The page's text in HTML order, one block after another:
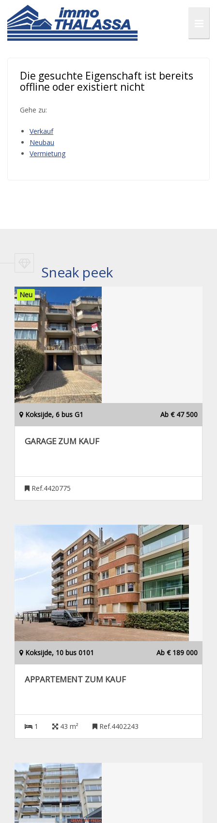
Die gesuchte Eigenschaft ist bereits
offline oder existiert nicht
Gehe zu:
Verkauf
Neubau
Vermietung
Sneak peek
Neu
Koksijde, 6 bus G1 Ab € 47 500
GARAGE ZUM KAUF
Ref.4420775
Koksijde, 10 bus 0101 Ab € 189 000
APPARTEMENT ZUM KAUF
1 43 m² Ref.4402243